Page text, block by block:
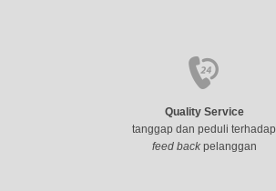
Quality Service
tanggap dan peduli terhadap
feed backpelanggan